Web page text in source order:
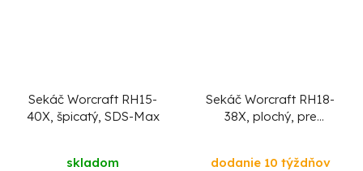
Sekáč Worcraft RH15-
40X, špicatý, SDS-Max
skladom
Sekáč Worcraft RH18-
38X, plochý, pre
dodanie 10 týždňov